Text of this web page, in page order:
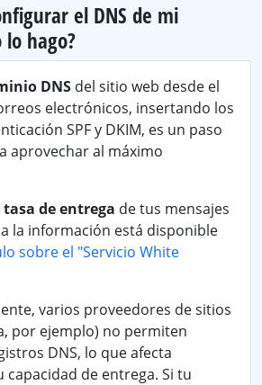
el DNS de mi
hago?
DNS del sitio web desde el
electrónicos, insertando los
SPF y DKIM, es un paso
aprovechar al máximo
tasa de entrega de tus mensajes
la información está disponible
sobre el "Servicio White
varios proveedores de sitios
por ejemplo) no permiten
DNS, lo que afecta
capacidad de entrega. Si tu